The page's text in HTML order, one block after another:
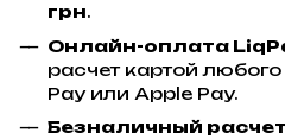
грн.
Онлайн-оплата
расчет картой
Pay или Apple Pay.
Безналичный